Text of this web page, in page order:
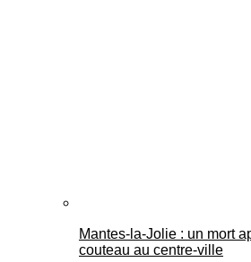
Mantes-la-Jolie : un mort
couteau au centre-ville